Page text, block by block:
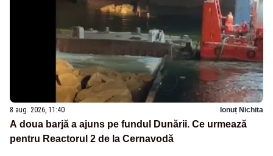
8 aug. 2026, 11:40 Ionuț Nichita
A doua barjă a ajuns pe fundul Dunării. Ce urmează
pentru Reactorul 2 de la Cernavodă